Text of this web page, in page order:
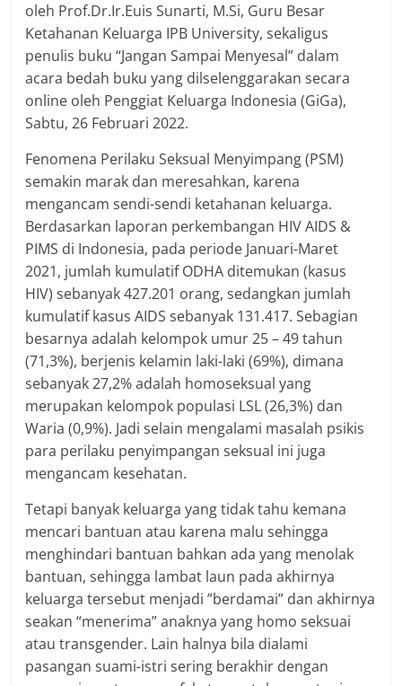
oleh Prof.Dr.Ir.Euis Sunarti, M.Si, Guru Besar
Ketahanan Keluarga IPB University, sekaligus
penulis buku “Jangan Sampai Menyesal” dalam
acara bedah buku yang dilselenggarakan secara
online oleh Penggiat Keluarga Indonesia (GiGa),
Sabtu, 26 Februari 2022.
Fenomena Perilaku Seksual Menyimpang (PSM)
semakin marak dan meresahkan, karena
mengancam sendi-sendi ketahanan keluarga.
Berdasarkan laporan perkembangan HIV AIDS &
PIMS di Indonesia, pada periode Januari-Maret
2021, jumlah kumulatif ODHA ditemukan (kasus
HIV) sebanyak 427.201 orang, sedangkan jumlah
kumulatif kasus AIDS sebanyak 131.417. Sebagian
besarnya adalah kelompok umur 25 – 49 tahun
(71,3%), berjenis kelamin laki-laki (69%), dimana
sebanyak 27,2% adalah homoseksual yang
merupakan kelompok populasi LSL (26,3%) dan
Waria (0,9%). Jadi selain mengalami masalah psikis
para perilaku penyimpangan seksual ini juga
mengancam kesehatan.
Tetapi banyak keluarga yang tidak tahu kemana
mencari bantuan atau karena malu sehingga
menghindari bantuan bahkan ada yang menolak
bantuan, sehingga lambat laun pada akhirnya
keluarga tersebut menjadi ”berdamai” dan akhirnya
seakan “menerima” anaknya yang homo seksuai
atau transgender. Lain halnya bila dialami
pasangan suami-istri sering berakhir dengan